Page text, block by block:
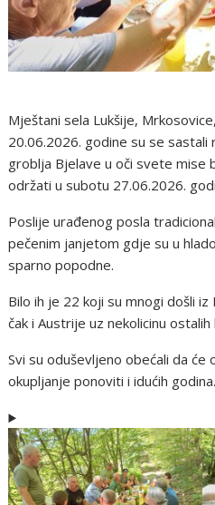
Mještani sela Lukšije,
20.06.2026. godine su se
groblja Bjelave u oči svete mise
održati u subotu 27.06.2026.
Poslije urađenog posla
pečenim janjetom gdje su u
sparno popodne.
Bilo ih je 22 koji su mnogi došli
čak i Austrije uz nekolicinu
Svi su oduševljeno obećali da će
okupljanje ponoviti i idućih godina.